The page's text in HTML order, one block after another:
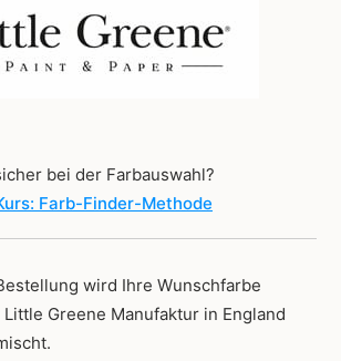
bei der Farbauswahl?
Farb-Finder-Methode
wird Ihre Wunschfarbe
Greene Manufaktur in England